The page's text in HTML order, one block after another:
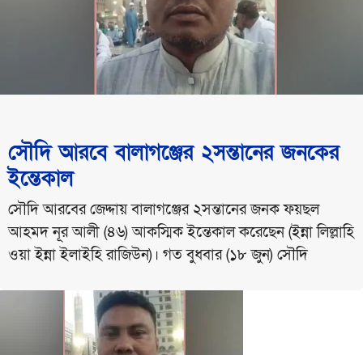
সৌদি আরবে বালাগঞ্জের ২সন্তানের জনকের
ইন্তেকাল
সৌদি আরবের জেদ্দায় বালাগঞ্জের ২সন্তানের জনক ফয়ছল
আহমদ নূর আলী (৪৬) আকস্মিক ইন্তেকাল করেছেন (ইন্না লিল্লাহি
ওয়া ইন্না ইলাইহি রাজিউন)। গত বুধবার (১৮ জুন) সৌদি